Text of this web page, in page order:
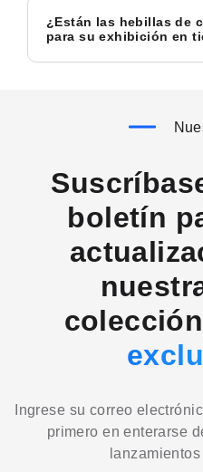
¿Están las hebillas de
para su exhibición en
boletín
Ingrese su correo
primero en enterarse